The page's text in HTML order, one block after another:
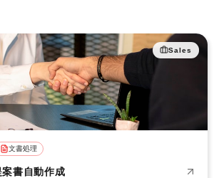
Sales
文書処理
書自動作成